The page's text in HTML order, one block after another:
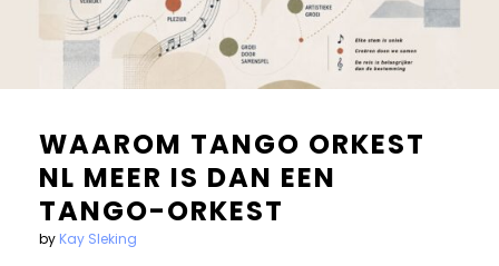
Bandowinkel
Orkest Project Muziekpakhuis
WAAROM TANGO ORKEST
NL MEER IS DAN EEN
TANGO-ORKEST
by Kay Sleking